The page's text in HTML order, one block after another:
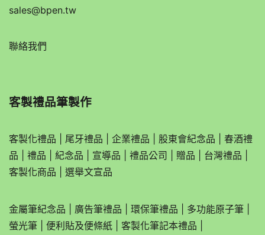
sales@bpen.tw
聯絡我們
客製禮品筆製作
客製化禮品 尾牙禮品 企業禮品 股東會紀念品
春酒禮
品
禮品 紀念品 宣導品 禮品公司 贈品 台灣禮品
客製化商品
選舉文宣品
金屬筆紀念品 廣告筆禮品 環保筆禮品 多功能原子筆
螢光筆
便利貼及便條紙 客製化筆記本禮品